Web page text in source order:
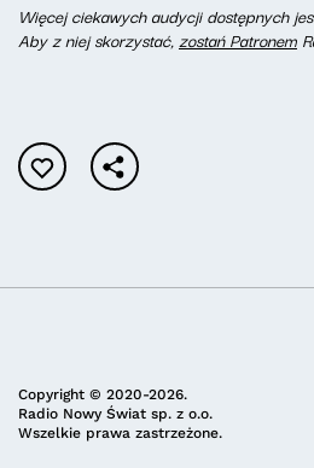
Więcej ciekawych audycji dostępnych
Aby z niej skorzystać,zostań Patronem
Copyright © 2020-2026.
Radio Nowy Świat sp. z o.o.
Wszelkie prawa zastrzeżone.